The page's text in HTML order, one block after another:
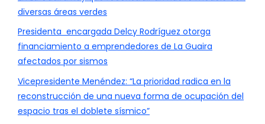
diversas áreas verdes
Presidenta encargada Delcy Rodríguez otorga
financiamiento a emprendedores de La Guaira
afectados por sismos
Vicepresidente Menéndez: “La prioridad radica en la
reconstrucción de una nueva forma de ocupación del
espacio tras el doblete sísmico”